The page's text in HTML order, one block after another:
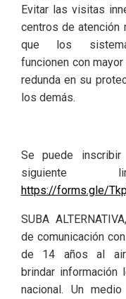
Evitar las visitas
centros de atención
que los
funcionen con
redunda en su
los demás.
Se puede
https://forms.gle/
SUBA
de comunicación
de 14 años al
brindar información
nacional. Un